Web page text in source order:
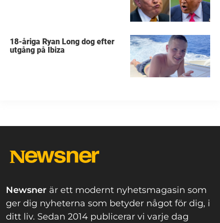
18-åriga Ryan Long dog efter
utgång på Ibiza
Newsner är ett modernt nyhetsmagasin som
ger dig nyheterna som betyder något för dig, i
ditt liv. Sedan 2014 publicerar vi varje dag